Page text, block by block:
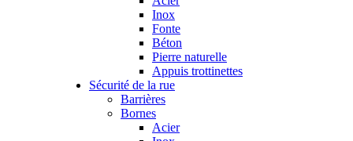
Inox
Fonte
Béton
Pierre naturelle
Appuis trottinettes
Sécurité de la rue
Barrières
Bornes
Acier